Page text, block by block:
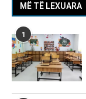
MË TË LEXUARA
1